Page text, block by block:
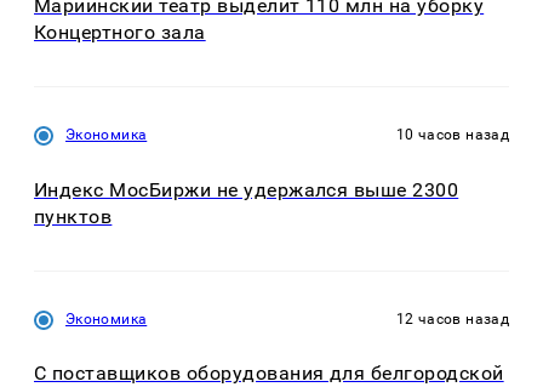
Мариинский театр выделит 110 млн на уборку
Концертного зала
Экономика 10 часов назад
Индекс МосБиржи не удержался выше 2300
пунктов
Экономика 12 часов назад
С поставщиков оборудования для белгородской